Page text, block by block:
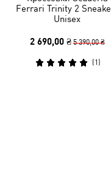
Ferrari Trinity 2
Unisex
2 690,00 ₴ 5 390,00 ₴
(1 )